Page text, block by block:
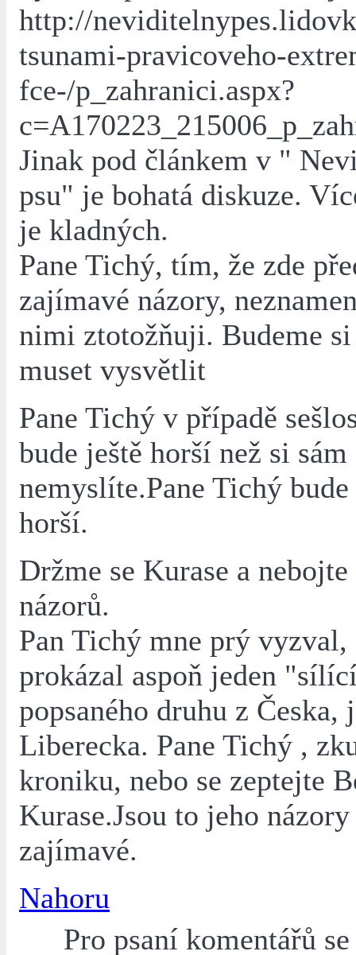
http://
tsunami-pravicoveho-
fce-/p_zahranici.aspx?
Jinak pod článkem v "
psu" je bohatá diskuze.
je kladných.
Pane Tichý, tím, že zde
zajímavé názory,
nimi ztotožňuji. Budeme
muset vysvětlit
Pane Tichý v případě
bude ještě horší než si sám
nemyslíte.Pane Tichý
horší.
Držme se Kurase a nebojte
názorů.
Pan Tichý mne prý vyzval,
prokázal aspoň jeden
popsaného druhu z Česka,
Liberecka. Pane Tichý ,
kroniku, nebo se zeptejte
Kurase.Jsou to jeho
zajímavé.
Nahoru
Pro psaní komentářů